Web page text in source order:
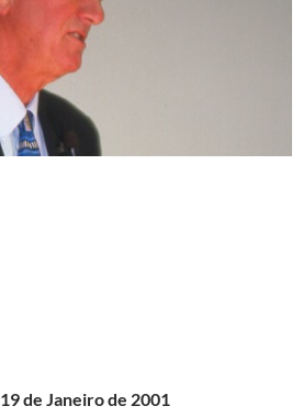
19 de Janeiro de 2001